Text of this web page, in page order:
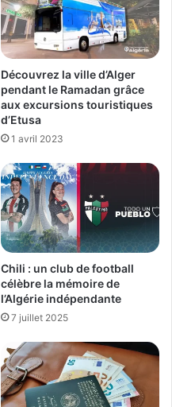
Découvrez la ville d’Alger
pendant le Ramadan grâce
aux excursions touristiques
d’Etusa
1 avril 2023
Chili : un club de football
célèbre la mémoire de
l’Algérie indépendante
7 juillet 2025